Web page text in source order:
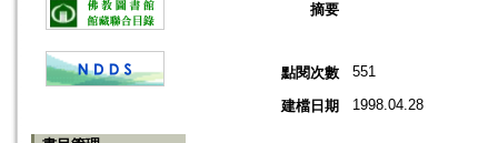
摘要
點閱次數 551
建檔日期 1998.04.28